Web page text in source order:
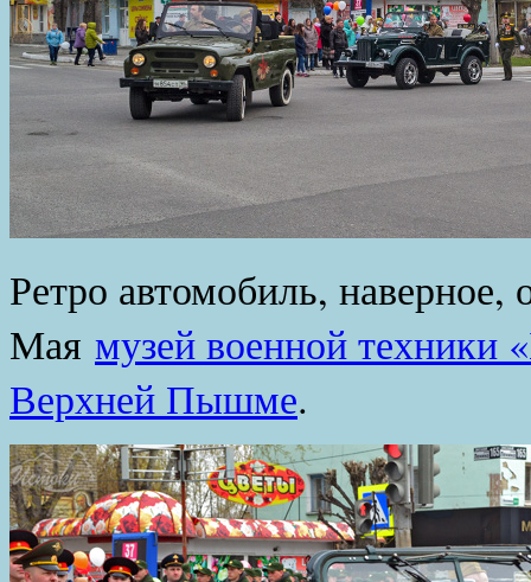
Ретро автомобиль,
Мая музей военной техники
Верхней Пышме.